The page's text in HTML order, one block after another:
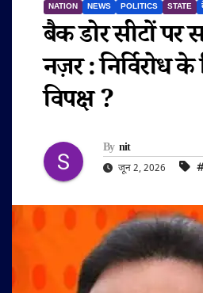
NATION NEWS POLITICS STATE
बैक डोर सीटों पर
नज़र : निर्विरोध
विपक्ष ?
By nit
जून 2, 2026